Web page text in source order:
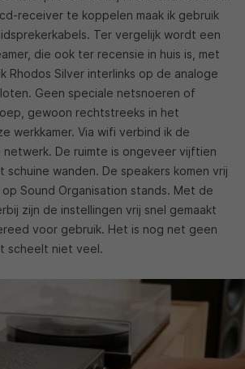
receiver te koppelen maak ik gebruik
Ter vergelijk wordt een
die ook ter recensie in huis is, met
Rhodos Silver interlinks op de analoge
Geen speciale netsnoeren of
gewoon rechtstreeks in het
werkkamer. Via wifi verbind ik de
netwerk. De ruimte is ongeveer vijftien
schuine wanden. De speakers komen vrij
Sound Organisation stands. Met de
zijn de instellingen vrij snel gemaakt
voor gebruik. Het is nog net geen
scheelt niet veel.